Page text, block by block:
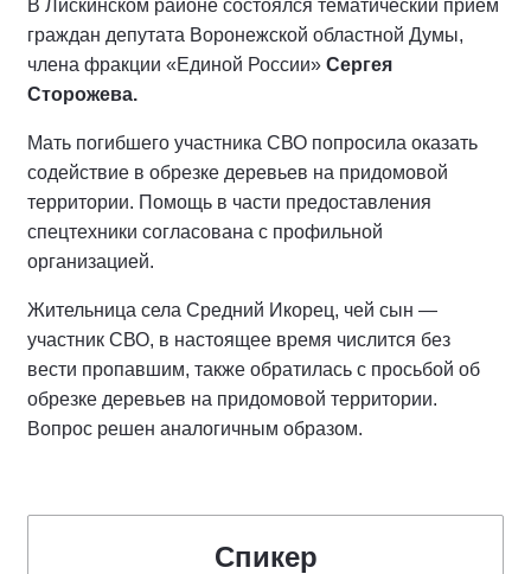
В Лискинском районе состоялся тематический прием
граждан депутата Воронежской областной Думы,
члена фракции «Единой России» Сергея
Сторожева.
Мать погибшего участника СВО попросила оказать
содействие в обрезке деревьев на придомовой
территории. Помощь в части предоставления
спецтехники согласована с профильной
организацией.
Жительница села Средний Икорец, чей сын —
участник СВО, в настоящее время числится без
вести пропавшим, также обратилась с просьбой об
обрезке деревьев на придомовой территории.
Вопрос решен аналогичным образом.
Спикер